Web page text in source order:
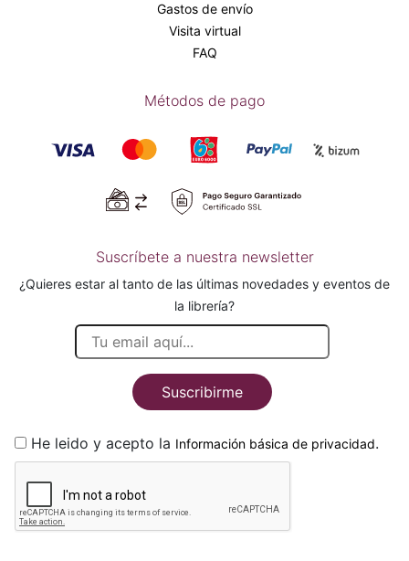
Gastos de envío
Visita virtual
FAQ
Métodos de pago
Suscríbete a nuestra newsletter
¿Quieres estar al tanto de las últimas novedades y eventos de
la librería?
Suscribirme
He leido y acepto la Información básica de privacidad.